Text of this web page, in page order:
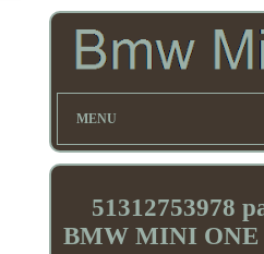
MENU
51312753978
BMW MINI ONE